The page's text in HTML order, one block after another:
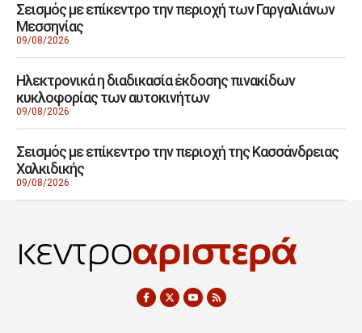
Σεισμός με επίκεντρο την περιοχή των Γαργαλιάνων
Μεσσηνίας
09/08/2026
Ηλεκτρονικά η διαδικασία έκδοσης πινακίδων
κυκλοφορίας των αυτοκινήτων
09/08/2026
Σεισμός με επίκεντρο την περιοχή της Κασσάνδρειας
Χαλκιδικής
09/08/2026